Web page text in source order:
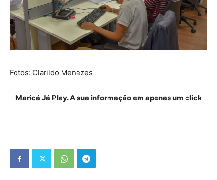
Fotos: Clarildo Menezes
Maricá Já Play. A sua informação em apenas um click